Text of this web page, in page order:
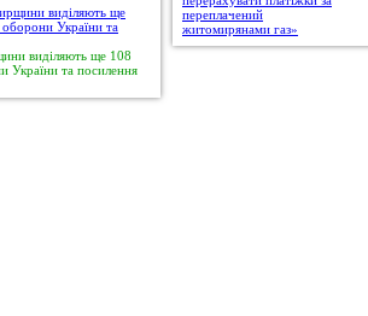
виділяють ще 108
України та посилення